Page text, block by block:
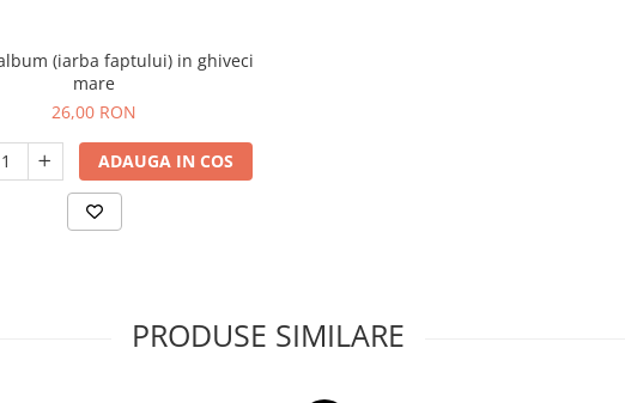
(iarba faptului) in ghiveci
mare
26,00 RON
ADAUGA IN COS
PRODUSE SIMILARE